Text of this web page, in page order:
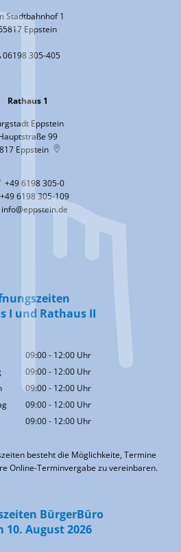
Stadtbahnhof 1
Eppstein
06198 305-405
Rathaus 1
Eppstein
99
Eppstein
+49 6198 305-0
+49 6198 305-109
info@eppstein.de
I und Rathaus II
09:00- 12:00 Uhr
Von 09:00 bis 12:00 Uhr
09:00- 12:00 Uhr
Von 09:00 bis 12:00 Uhr
09:00- 12:00 Uhr
Von 09:00 bis 12:00 Uhr
09:00- 12:00 Uhr
Von 09:00 bis 12:00 Uhr
09:00- 12:00 Uhr
besteht die Möglichkeite, Termine
Online-Terminvergabe zu vereinbaren.
BürgerBüro
10. August 2026